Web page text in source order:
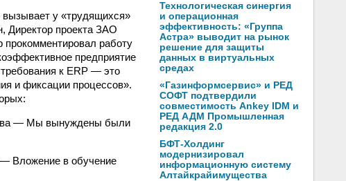
вызывает у «трудящихся»
Директор проекта ЗАО
прокомментировал работу
предприятие
к ERP — это
и фиксации процессов».
— Мы вынуждены были
— Вложение в обучение
Технологическая синергия
и операционная
эффективность: «Группа
Астра» выводит на рынок
решение для защиты
данных в виртуальных
средах
«Газинформсервис» и РЕД
СОФТ подтвердили
совместимость Ankey IDM и
РЕД АДМ Промышленная
редакция 2.0
БФТ-Холдинг
модернизировал
информационную систему
Алтайкрайимущества